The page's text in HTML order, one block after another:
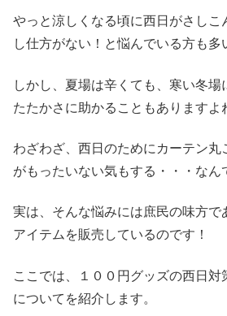
やっと涼しくなる頃に西日がさしこ
し仕方がない！と悩んでいる方も多
しかし、夏場は辛くても、寒い冬場
たたかさに助かることもありますよ
わざわざ、西日のためにカーテン丸
がもったいない気もする・・・なん
実は、そんな悩みには庶民の味方で
アイテムを販売しているのです！
ここでは、１００円グッズの西日対
についてを紹介します。